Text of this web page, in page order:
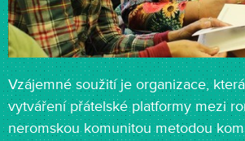
Vzájemné soužití je organizace,
vytváření přátelské platformy mezi
neromskou komunitou metodou